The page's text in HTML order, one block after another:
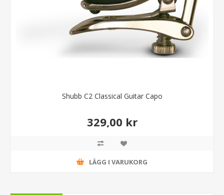
Shubb C2 Classical Guitar Capo
329,00 kr
LÄGG I VARUKORG